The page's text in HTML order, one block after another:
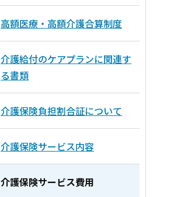
高額医療・高額介護合算制度
介護給付のケアプランに関連す
る書類
介護保険負担割合証について
介護保険サービス内容
介護保険サービス費用